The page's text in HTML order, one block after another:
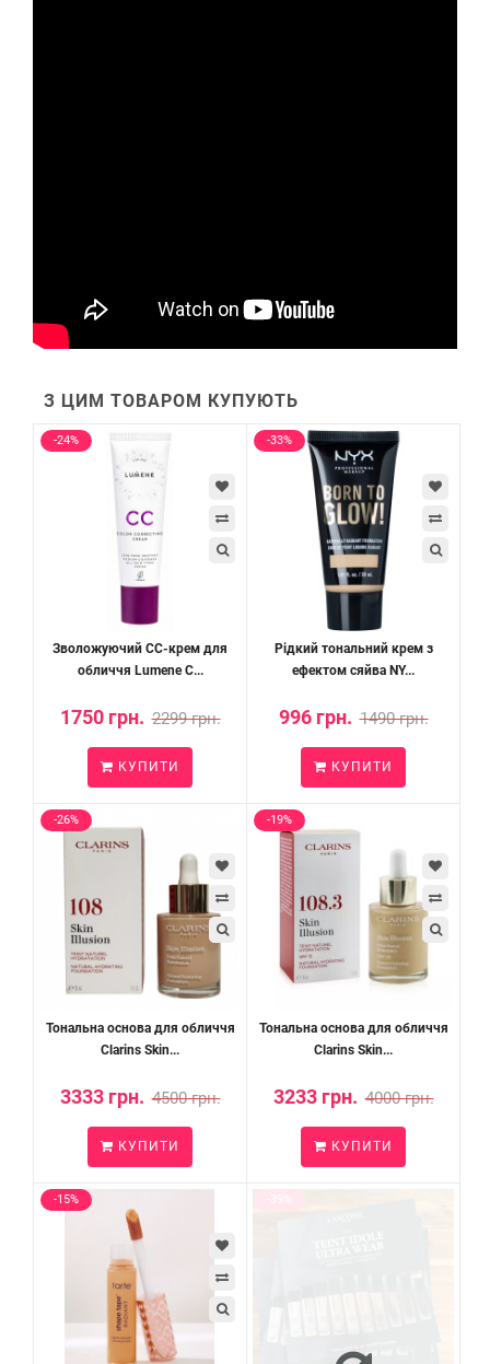
З ЦИМ ТОВАРОМ КУПУЮТЬ
-24%
Зволожуючий СС-крем для
обличчя Lumene C...
1750 грн. 2299 грн.
КУПИТИ
-33%
Рідкий тональний крем з
ефектом сяйва NY...
996 грн. 1490 грн.
КУПИТИ
-26%
Тональна основа для обличчя
Clarins Skin...
3333 грн. 4500 грн.
КУПИТИ
-19%
Тональна основа для обличчя
Clarins Skin...
3233 грн. 4000 грн.
КУПИТИ
-15%